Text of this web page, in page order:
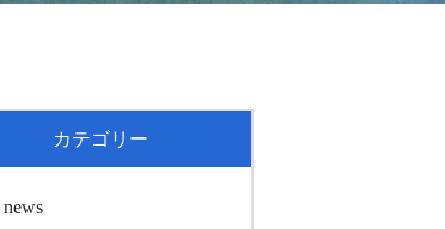
カテゴリー
news